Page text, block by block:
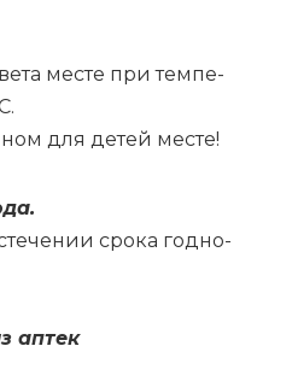
ме­сте при тем­пе­
для де­тей ме­сте!
сро­ка год­но­
ап­тек